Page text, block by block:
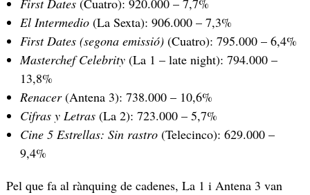
First Dates(Cuatro): 920.000 – 7,7%
El Intermedio(La Sexta): 906.000 – 7,3%
First Dates (segona emissió)(Cuatro): 795.000 – 6,4%
Masterchef Celebrity(La 1 – late night): 794.000 –
13,8%
Renacer(Antena 3): 738.000 – 10,6%
Cifras y Letras(La 2): 723.000 – 5,7%
Cine 5 Estrellas: Sin rastro(Telecinco): 629.000 –
9,4%
Pel que fa al rànquing de cadenes, La 1 i Antena 3 van